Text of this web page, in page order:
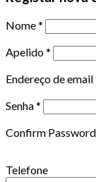
Nome*
Apelido*
Endereço de email
Senha*
Confirm Password
Telefone